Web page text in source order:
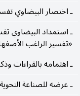
ـ اختصار البيضاوي
ـ استمداد البيضاوي
«تفسير الراغب
ـ اهتمامه بالقراءات
ـ عرضه للصناعة النحوية